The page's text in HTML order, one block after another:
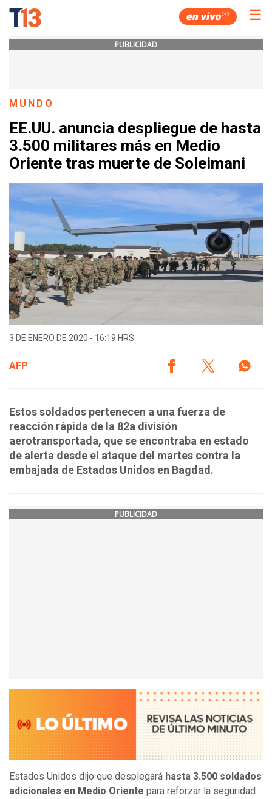
☰
PUBLICIDAD
MUNDO
EE.UU. anuncia despliegue de hasta
3.500 militares más en Medio
Oriente tras muerte de Soleimani
3 DE ENERO DE 2020 - 16:19 HRS.
AFP
Estos soldados pertenecen a una fuerza de
reacción rápida de la 82a división
aerotransportada, que se encontraba en estado
de alerta desde el ataque del martes contra la
embajada de Estados Unidos en Bagdad.
PUBLICIDAD
Estados Unidos dijo que desplegará hasta 3.500 soldados
adicionales en Medio Oriente para reforzar la seguridad